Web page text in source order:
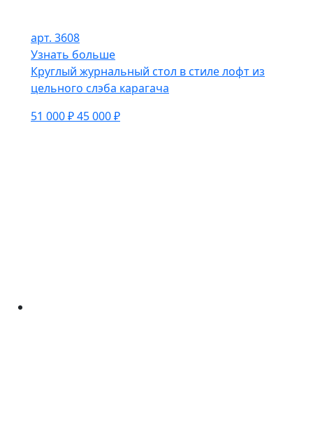
арт. 3608
Узнать больше
Круглый журнальный стол в стиле лофт из
цельного слэба карагача
51 000 ₽45 000 ₽